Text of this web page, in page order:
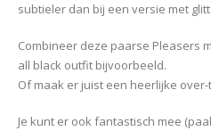
subtieler dan bij een versie met
Combineer deze paarse Pleasers
all black outfit bijvoorbeeld.
Of maak er juist een heerlijke
Je kunt er ook fantastisch mee